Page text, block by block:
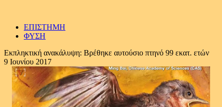
ΕΠΙΣΤΗΜΗ
ΦΥΣΗ
Εκπληκτική ανακάλυψη: Βρέθηκε αυτούσιο πτηνό 99 εκατ. ετών
9 Ιουνίου 2017